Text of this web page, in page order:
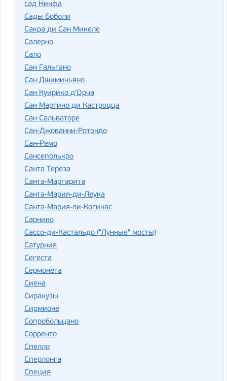
сад Нинфа
Сады Боболи
Сакра ди Сан Микеле
Салерно
Сало
Сан Гальгано
Сан Джиминьяно
Сан Куирико д'Орча
Сан Мартино ди Кастроцца
Сан Сальваторе
Сан-Джованни-Ротондо
Сан-Ремо
Сансеполькро
Санта Тереза
Санта-Маргарита
Санта-Мария-ди-Леука
Санта-Мария-ли-Когинас
Сарнико
Сассо-ди-Кастальдо ("Лунные" мосты)
Сатурния
Сегеста
Сермонета
Сиена
Сиракузы
Сирмионе
Сопробольцано
Сорренто
Спелло
Сперлонга
Специя